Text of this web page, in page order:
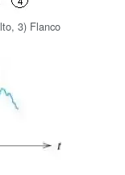
3) Flanco